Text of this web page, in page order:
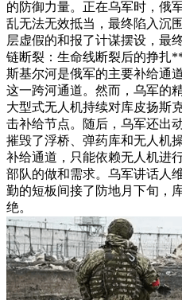
的防御力量。正在乌军时，俄
乱无法无效抵当，最终陷入沉
层虚假的和报了计谋摆设，最
链断裂：生命线断裂后的挣扎
斯基尔河是俄军的主要补给通
这一跨河通道。然而，乌军的
大型式无人机持续对库皮扬斯
击补给节点。随后，乌军还出
摧毁了浮桥、弹药库和无人机
补给通道，只能依赖无人机进
部队的做和需求。乌军讲话人
勤的短板间接了防地月下旬，
绝。